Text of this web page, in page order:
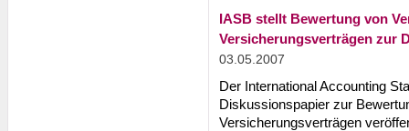
IASB stellt Bewertung von
Versicherungsverträgen zur
03.05.2007
Der International Accounting
Diskussionspapier zur
Versicherungsverträgen